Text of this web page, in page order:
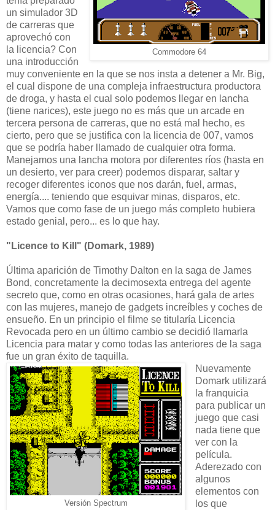
Commodore 64
un simulador 3D
de carreras que
aprovechó con
la licencia? Con
una introducción
muy conveniente en la que se nos insta a detener a Mr. Big,
el cual dispone de una compleja infraestructura productora
de droga, y hasta el cual solo podemos llegar en lancha
(tiene narices), este juego no es más que un arcade en
tercera persona de carreras, que no está mal hecho, es
cierto, pero que se justifica con la licencia de 007, vamos
que se podría haber llamado de cualquier otra forma.
Manejamos una lancha motora por diferentes ríos (hasta en
un desierto, ver para creer) podemos disparar, saltar y
recoger diferentes iconos que nos darán, fuel, armas,
energía.... teniendo que esquivar minas, disparos, etc.
Vamos que como fase de un juego más completo hubiera
estado genial, pero... es lo que hay.
"Licence to Kill" (Domark, 1989)
Última aparición de Timothy Dalton en la saga de James
Bond, concretamente la decimosexta entrega del agente
secreto que, como en otras ocasiones, hará gala de artes
con las mujeres, manejo de gadgets increíbles y coches de
ensueño. En un principio el filme se titularía Licencia
Revocada pero en un último cambio se decidió llamarla
Licencia para matar y como todas las anteriores de la saga
fue un gran éxito de taquilla.
Versión Spectrum
Nuevamente
Domark utilizará
la franquicia
para publicar un
juego que casi
nada tiene que
ver con la
película.
Aderezado con
algunos
elementos con
los que